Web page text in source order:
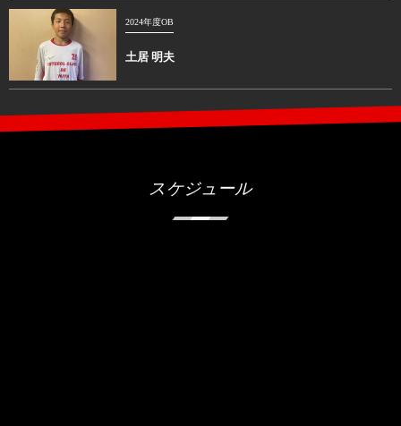
2024年度OB
土居 明夫
スケジュール